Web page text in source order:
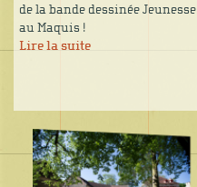
de la bande dessinée Jeunesse
au Maquis !
Lire la suite